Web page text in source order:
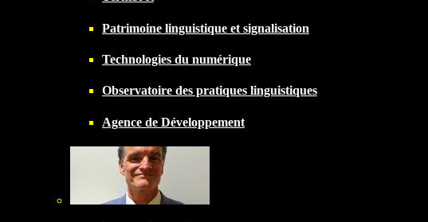
Patrimoine linguistique et signalisation
Technologies du numérique
Observatoire des pratiques linguistiques
Agence de Développement